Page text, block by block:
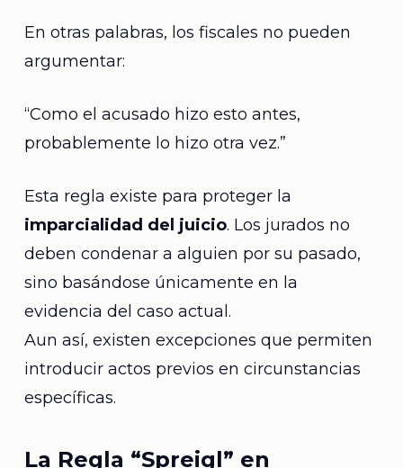
En otras palabras, los fiscales no pueden
argumentar:
“Como el acusado hizo esto antes,
probablemente lo hizo otra vez.”
Esta regla existe para proteger la
imparcialidad del juicio. Los jurados no
deben condenar a alguien por su pasado,
sino basándose únicamente en la
evidencia del caso actual.
Aun así, existen excepciones que permiten
introducir actos previos en circunstancias
específicas.
La Regla “Spreigl” en